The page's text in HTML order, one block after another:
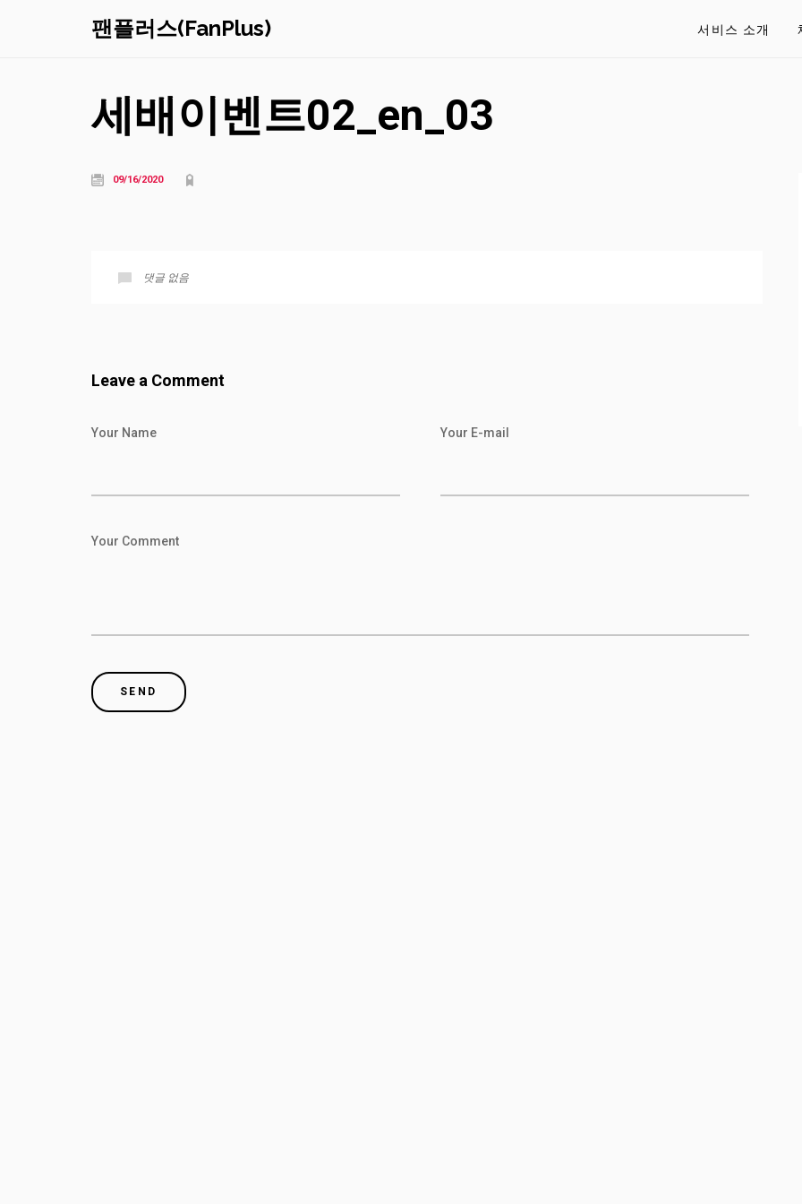
팬플러스(FanPlus) 서비스 소개
세배이벤트02_en_03
09/16/2020
댓글 없음
Leave a Comment
Your Name Your E-mail
Your Comment